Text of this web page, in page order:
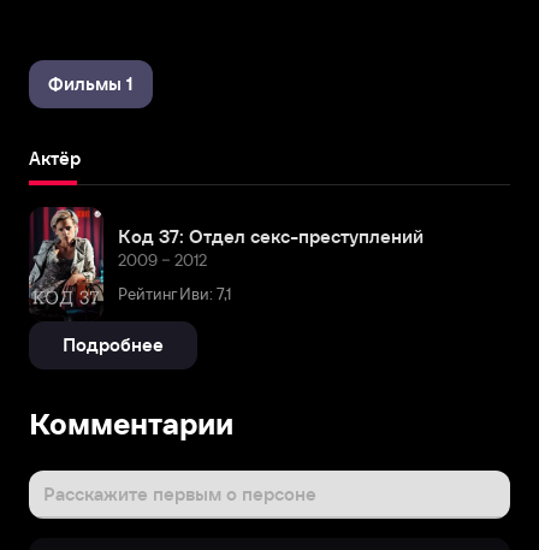
Фильмы 1
Актёр
Код 37: Отдел секс-преступлений
2009 – 2012
Рейтинг Иви: 7,1
Подробнее
Комментарии
Расскажите первым о персоне